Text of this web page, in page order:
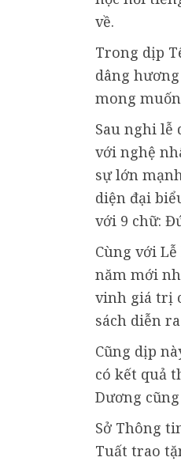
về.
Trong dịp
dâng
mong
Sau nghi lễ
với nghệ
sự lớn
diện đại
với 9 chữ:
Cùng với
năm mới
vinh giá trị
sách diễn
Cũng dịp
có kết quả
Dương
Sở Thông
Tuất trao